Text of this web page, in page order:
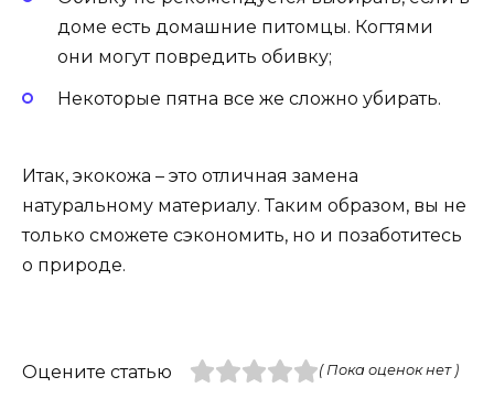
доме есть домашние питомцы. Когтями
они могут повредить обивку;
Некоторые пятна все же сложно убирать.
Итак, экокожа – это отличная замена
натуральному материалу. Таким образом, вы не
только сможете сэкономить, но и позаботитесь
о природе.
Оцените статью ( Пока оценок нет )